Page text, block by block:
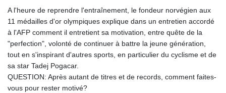
A l'heure de reprendre l'entraînement, le fondeur norvégien aux
11 médailles d'or olympiques explique dans un entretien accordé
à l'AFP comment il entretient sa motivation, entre quête de la
"perfection", volonté de continuer à battre la jeune génération,
tout en s'inspirant d'autres sports, en particulier du cyclisme et de
sa star Tadej Pogacar.
QUESTION: Après autant de titres et de records, comment faites-
vous pour rester motivé?